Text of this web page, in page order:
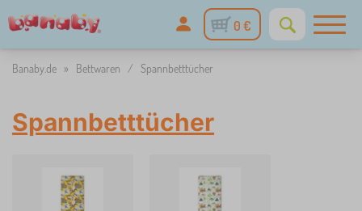
0 €
Banaby.de » Bettwaren / Spannbetttücher
Spannbetttücher